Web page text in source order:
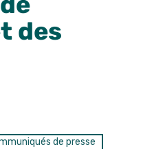
des
de presse